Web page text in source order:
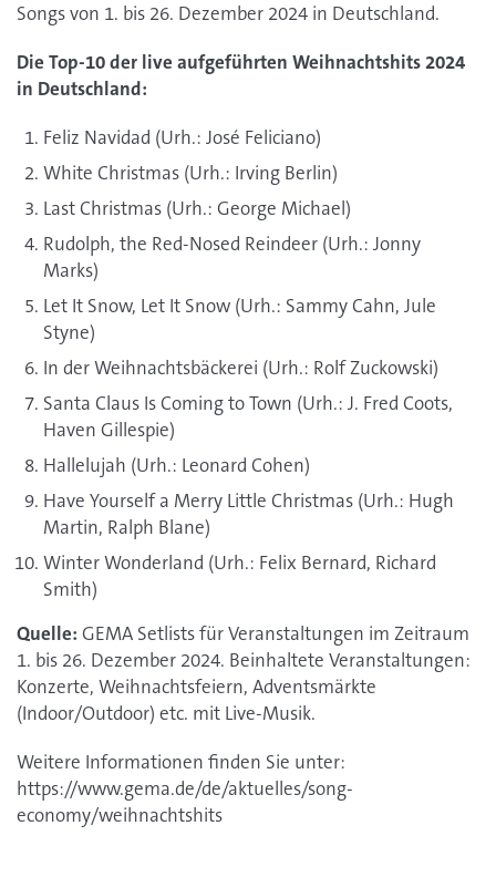
Songs von 1. bis 26. Dezember 2024 in Deutschland.
Die Top-10 der live aufgeführten Weihnachtshits 2024
in Deutschland:
Feliz Navidad (Urh.: José Feliciano)
White Christmas (Urh.: Irving Berlin)
Last Christmas (Urh.: George Michael)
Rudolph, the Red-Nosed Reindeer (Urh.: Jonny
Marks)
Let It Snow, Let It Snow (Urh.: Sammy Cahn, Jule
Styne)
In der Weihnachtsbäckerei (Urh.: Rolf Zuckowski)
Santa Claus Is Coming to Town (Urh.: J. Fred Coots,
Haven Gillespie)
Hallelujah (Urh.: Leonard Cohen)
Have Yourself a Merry Little Christmas (Urh.: Hugh
Martin, Ralph Blane)
Winter Wonderland (Urh.: Felix Bernard, Richard
Smith)
Quelle: GEMA Setlists für Veranstaltungen im Zeitraum
1. bis 26. Dezember 2024. Beinhaltete Veranstaltungen:
Konzerte, Weihnachtsfeiern, Adventsmärkte
(Indoor/Outdoor) etc. mit Live-Musik.
Weitere Informationen finden Sie unter:
https://www.gema.de/de/aktuelles/song-
economy/weihnachtshits